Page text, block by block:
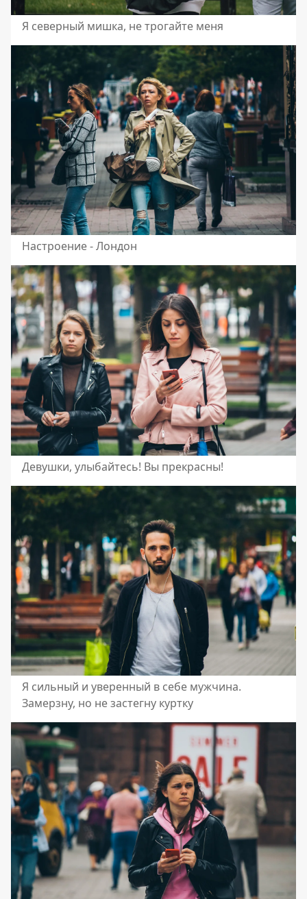
Я северный мишка, не трогайте меня
Настроение - Лондон
Девушки, улыбайтесь! Вы прекрасны!
Я сильный и уверенный в себе мужчина.
Замерзну, но не застегну куртку